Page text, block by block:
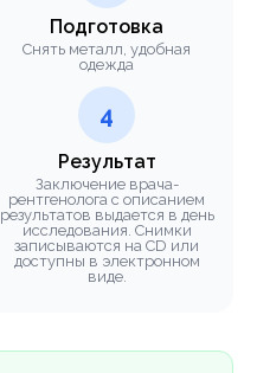
Подготовка
Снять металл, удобная
одежда
4
Результат
Заключение врача-
рентгенолога с описанием
результатов выдается в день
исследования. Снимки
записываются на CD или
доступны в электронном
виде.